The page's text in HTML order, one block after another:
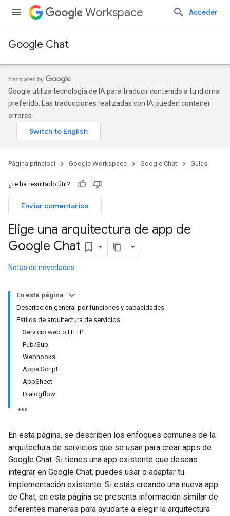
Workspace Acceder
Google Chat
Google utiliza tecnología de IA para traducir contenido a tu idioma
preferido. Las traducciones realizadas con IA pueden contener
errores.
Página principal Google Workspace Google Chat Guías
¿Te ha resultado útil?
Enviar comentarios
Elige una arquitectura de app de
Google Chat
Notas de novedades
En esta página
Descripción general por funciones y capacidades
Estilos de arquitectura de servicios
Servicio web o HTTP
Pub/Sub
Webhooks
Apps Script
AppSheet
Dialogflow
En esta página, se describen los enfoques comunes de la
arquitectura de servicios que se usan para crear apps de
Google Chat. Si tienes una app existente que deseas
integrar en Google Chat, puedes usar o adaptar tu
implementación existente. Si estás creando una nueva app
de Chat, en esta página se presenta información similar de
diferentes maneras para ayudarte a elegir la arquitectura